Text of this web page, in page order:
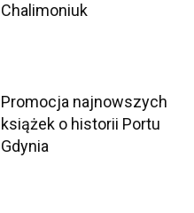
Chalimoniuk
Promocja najnowszych
książek o historii Portu
Gdynia